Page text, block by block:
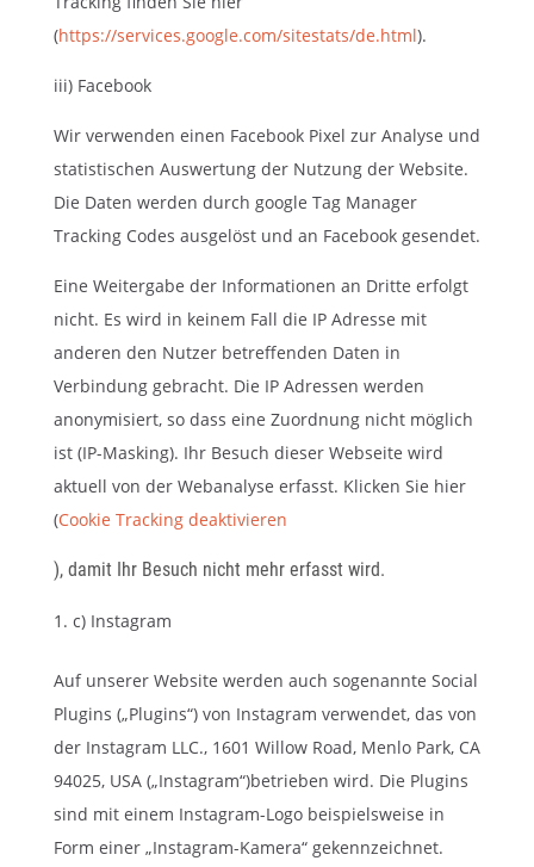
(https://services.google.com/sitestats/de.html).
iii) Facebook
Wir verwenden einen Facebook Pixel zur Analyse und
statistischen Auswertung der Nutzung der Website.
Die Daten werden durch google Tag Manager
Tracking Codes ausgelöst und an Facebook gesendet.
Eine Weitergabe der Informationen an Dritte erfolgt
nicht. Es wird in keinem Fall die IP Adresse mit
anderen den Nutzer betreffenden Daten in
Verbindung gebracht. Die IP Adressen werden
anonymisiert, so dass eine Zuordnung nicht möglich
ist (IP-Masking). Ihr Besuch dieser Webseite wird
aktuell von der Webanalyse erfasst. Klicken Sie hier
(Cookie Tracking deaktivieren
), damit Ihr Besuch nicht mehr erfasst wird.
c) Instagram
Auf unserer Website werden auch sogenannte Social
Plugins („Plugins“) von Instagram verwendet, das von
der Instagram LLC., 1601 Willow Road, Menlo Park, CA
94025, USA („Instagram“)betrieben wird. Die Plugins
sind mit einem Instagram-Logo beispielsweise in
Form einer „Instagram-Kamera“ gekennzeichnet.